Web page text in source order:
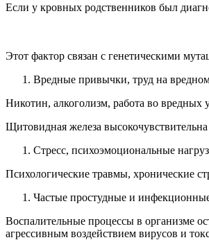
Если у кровных родственников был
Этот фактор связан с генетическими
Вредные привычки, труд на
Никотин, алкоголизм, работа во вредных
Щитовидная железа
Стресс, психоэмоциональные
Психологические травмы, хронические
Частые простудные и
Воспалительные процессы в организме
агрессивным воздействием вирусов и